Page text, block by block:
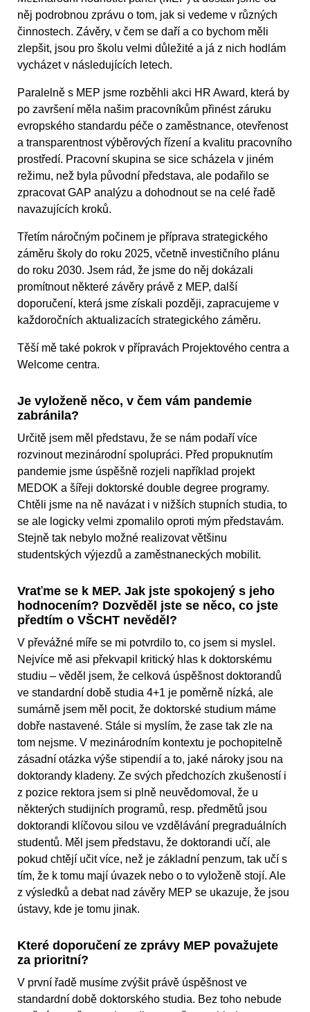
něj podrobnou zprávu o tom, jak si vedeme v různých
činnostech. Závěry, v čem se daří a co bychom měli
zlepšit, jsou pro školu velmi důležité a já z nich hodlám
vycházet v následujících letech.
Paralelně s MEP jsme rozběhli akci HR Award, která by
po završení měla našim pracovníkům přinést záruku
evropského standardu péče o zaměstnance, otevřenost
a transparentnost výběrových řízení a kvalitu pracovního
prostředí. Pracovní skupina se sice scházela v jiném
režimu, než byla původní představa, ale podařilo se
zpracovat GAP analýzu a dohodnout se na celé řadě
navazujících kroků.
Třetím náročným počinem je příprava strategického
záměru školy do roku 2025, včetně investičního plánu
do roku 2030. Jsem rád, že jsme do něj dokázali
promítnout některé závěry právě z MEP, další
doporučení, která jsme získali později, zapracujeme v
každoročních aktualizacích strategického záměru.
Těší mě také pokrok v přípravách Projektového centra a
Welcome centra.
Je vyloženě něco, v čem vám pandemie
zabránila?
Určitě jsem měl představu, že se nám podaří více
rozvinout mezinárodní spolupráci. Před propuknutím
pandemie jsme úspěšně rozjeli například projekt
MEDOK a šířeji doktorské double degree programy.
Chtěli jsme na ně navázat i v nižších stupních studia, to
se ale logicky velmi zpomalilo oproti mým představám.
Stejně tak nebylo možné realizovat většinu
studentských výjezdů a zaměstnaneckých mobilit.
Vraťme se k MEP. Jak jste spokojený s jeho
hodnocením? Dozvěděl jste se něco, co jste
předtím o VŠCHT nevěděl?
V převážné míře se mi potvrdilo to, co jsem si myslel.
Nejvíce mě asi překvapil kritický hlas k doktorskému
studiu – věděl jsem, že celková úspěšnost doktorandů
ve standardní době studia 4+1 je poměrně nízká, ale
sumárně jsem měl pocit, že doktorské studium máme
dobře nastavené. Stále si myslím, že zase tak zle na
tom nejsme. V mezinárodním kontextu je pochopitelně
zásadní otázka výše stipendií a to, jaké nároky jsou na
doktorandy kladeny. Ze svých předchozích zkušeností i
z pozice rektora jsem si plně neuvědomoval, že u
některých studijních programů, resp. předmětů jsou
doktorandi klíčovou silou ve vzdělávání pregraduálních
studentů. Měl jsem představu, že doktorandi učí, ale
pokud chtějí učit více, než je základní penzum, tak učí s
tím, že k tomu mají úvazek nebo o to vyloženě stojí. Ale
z výsledků a debat nad závěry MEP se ukazuje, že jsou
ústavy, kde je tomu jinak.
Které doporučení ze zprávy MEP považujete
za prioritní?
V první řadě musíme zvýšit právě úspěšnost ve
standardní době doktorského studia. Bez toho nebude